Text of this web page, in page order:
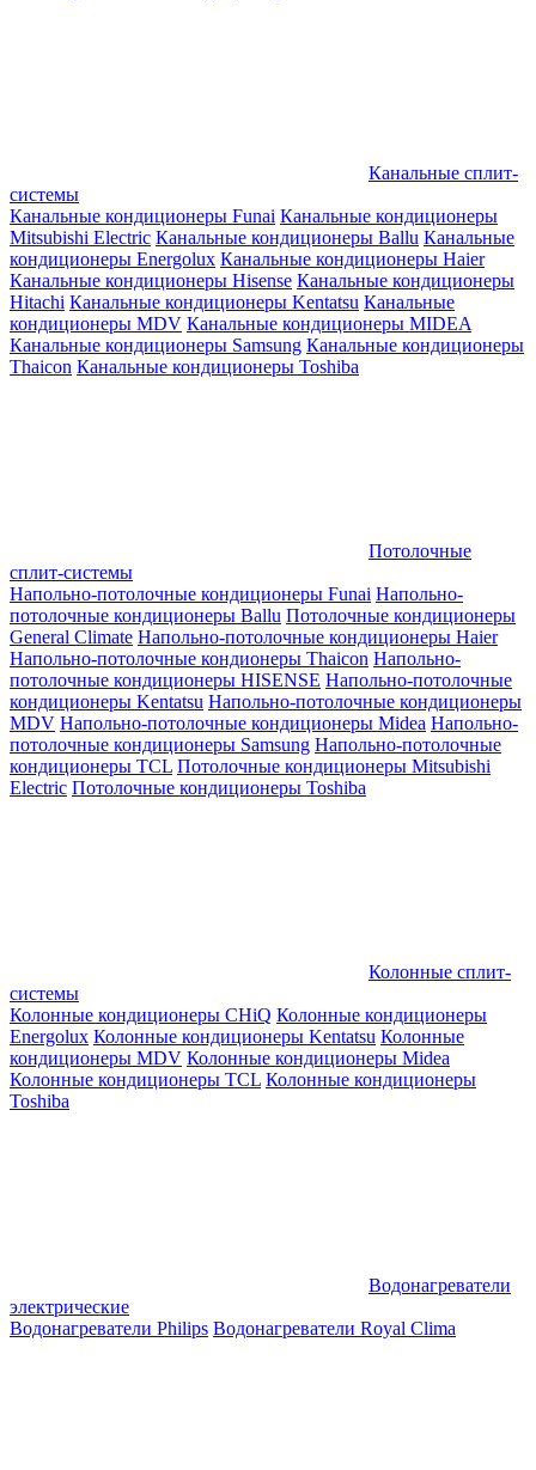
Канальные сплит-
системы
Канальные кондиционеры Funai Канальные кондиционеры
Mitsubishi Electric Канальные кондиционеры Ballu Канальные
кондиционеры Energolux Канальные кондиционеры Haier
Канальные кондиционеры Hisense Канальные кондиционеры
Hitachi Канальные кондиционеры Kentatsu Канальные
кондиционеры MDV Канальные кондиционеры MIDEA
Канальные кондиционеры Samsung Канальные кондиционеры
Thaicon Канальные кондиционеры Toshiba
Потолочные
сплит-системы
Напольно-потолочные кондиционеры Funai Напольно-
потолочные кондиционеры Ballu Потолочные кондиционеры
General Climate Напольно-потолочные кондиционеры Haier
Напольно-потолочные кондионеры Thaicon Напольно-
потолочные кондиционеры HISENSE Напольно-потолочные
кондиционеры Kentatsu Напольно-потолочные кондиционеры
MDV Напольно-потолочные кондиционеры Midea Напольно-
потолочные кондиционеры Samsung Напольно-потолочные
кондиционеры TCL Потолочные кондиционеры Mitsubishi
Electric Потолочные кондиционеры Toshiba
Колонные сплит-
системы
Колонные кондиционеры CHiQ Колонные кондиционеры
Energolux Колонные кондиционеры Kentatsu Колонные
кондиционеры MDV Колонные кондиционеры Midea
Колонные кондиционеры TCL Колонные кондиционеры
Toshiba
Водонагреватели
электрические
Водонагреватели Philips Водонагреватели Royal Clima